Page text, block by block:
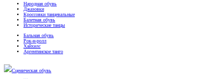
Народная обувь
Джазовки
Кроссовки танцевальные
Балетная обувь
Исторические танцы
Бальная обувь
Рок-н-ролл
Хайхилс
Аргентинское танго
Сценическая обувь